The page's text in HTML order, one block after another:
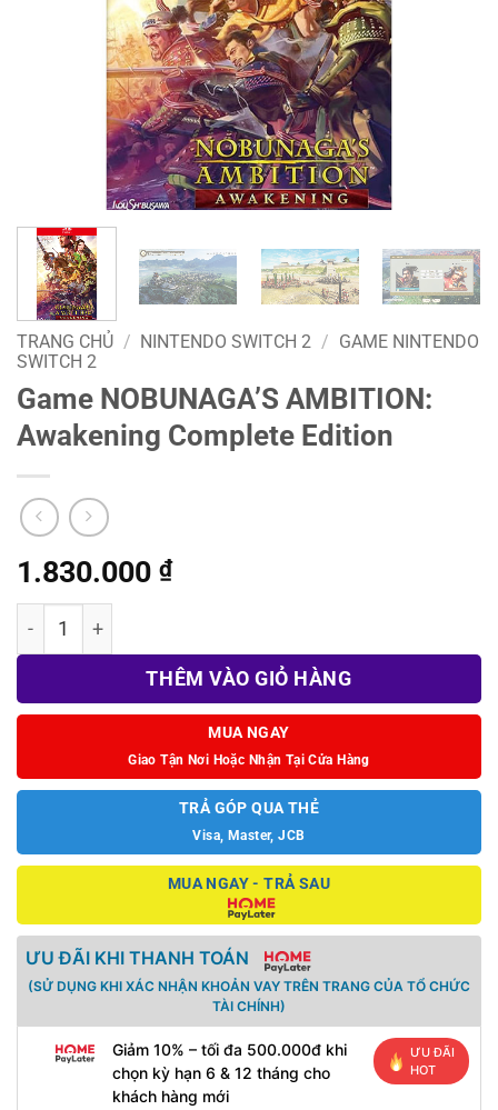
TRANG CHỦ / NINTENDO SWITCH 2 /
GAME NINTENDO
SWITCH 2
Game NOBUNAGA’S AMBITION:
Awakening Complete Edition
1.830.000 ₫
Game NOBUNAGA'S AMBITION: Awakening Complete
THÊM VÀO GIỎ HÀNG
MUA NGAY
Giao Tận Nơi Hoặc Nhận Tại Cửa Hàng
TRẢ GÓP QUA THẺ
Visa, Master, JCB
MUA NGAY - TRẢ SAU
ƯU ĐÃI KHI THANH TOÁN
(SỬ DỤNG KHI XÁC NHẬN KHOẢN VAY TRÊN TRANG CỦA TỔ CHỨC
TÀI CHÍNH)
Giảm 10% – tối đa 500.000đ khi
chọn kỳ hạn 6 & 12 tháng cho
khách hàng mới
ƯU ĐÃI
HOT